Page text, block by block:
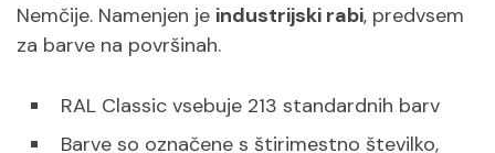
Nemčije. Namenjen je industrijski rabi, predvsem
za barve na površinah.
RAL Classic vsebuje 213 standardnih barv
Barve so označene s štirimestno številko,